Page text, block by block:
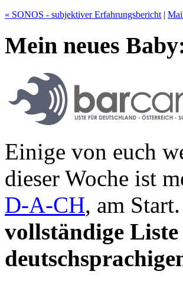
« SONOS - subjektiver Erfahrungsbericht |
Mein neues
Einige von euch
dieser Woche ist
D-A-CH, am
vollständige